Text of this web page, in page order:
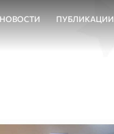
НОВОСТИ ПУБЛИКАЦИИ